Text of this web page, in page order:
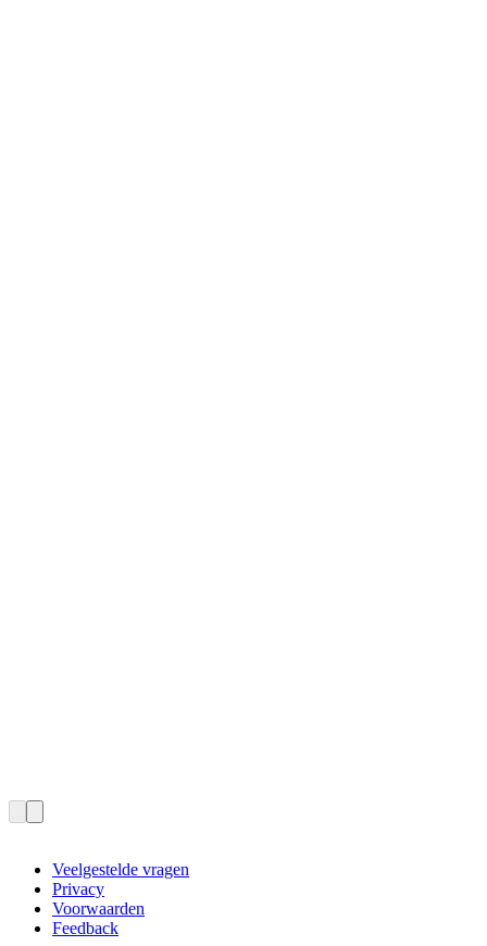
Veelgestelde vragen
Privacy
Voorwaarden
Feedback